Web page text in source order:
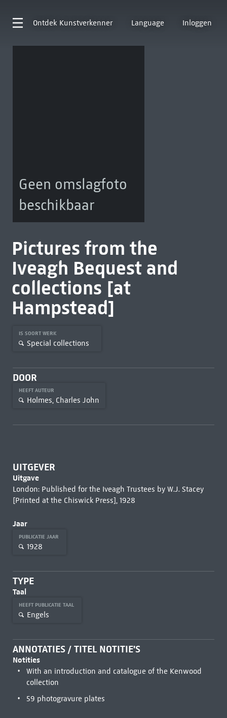
Ontdek Kunstverkenner Language Inloggen
Geen omslagfoto
beschikbaar
Pictures from the
Iveagh Bequest and
collections [at
Hampstead]
IS SOORT WERK
Special collections
DOOR
HEEFT AUTEUR
Holmes, Charles John
UITGEVER
Uitgave
London: Published for the Iveagh Trustees by W.J. Stacey
[Printed at the Chiswick Press], 1928
Jaar
PUBLICATIE JAAR
1928
TYPE
Taal
HEEFT PUBLICATIE TAAL
Engels
ANNOTATIES / TITEL NOTITIE'S
Notities
With an introduction and catalogue of the Kenwood
collection
59 photogravure plates